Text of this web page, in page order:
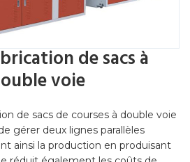
de sacs à
voie
de sacs de courses à double voie
gérer deux lignes parallèles
ainsi la production en produisant